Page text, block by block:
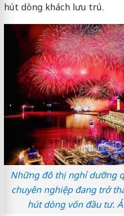
hút dòng khách lưu trú.
Những đô thị nghỉ dưỡng
chuyên nghiệp đang trở
hút dòng vốn đầu tư.